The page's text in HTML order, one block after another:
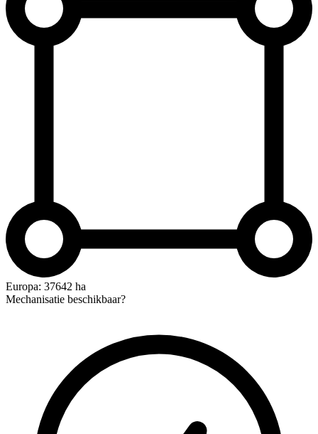
Europa: 37642 ha
Mechanisatie beschikbaar?